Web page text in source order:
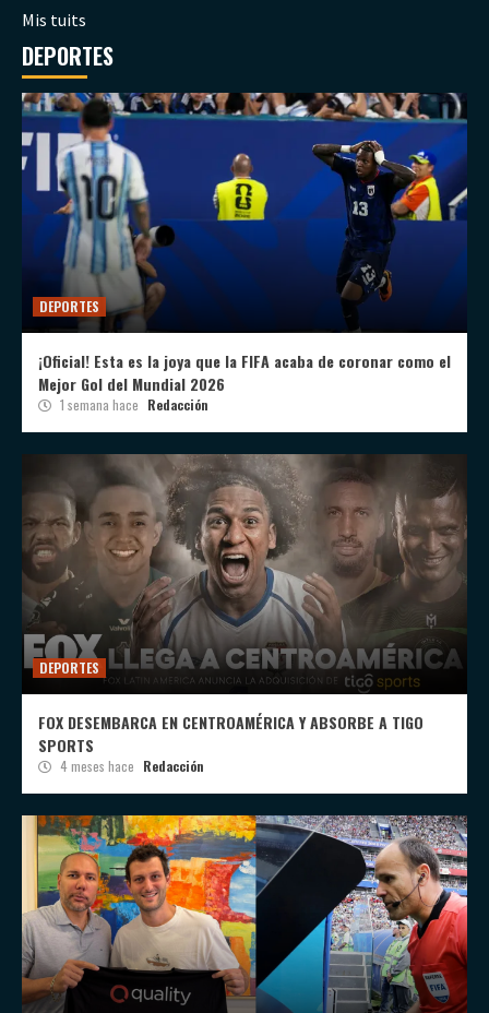
Mis tuits
DEPORTES
DEPORTES
¡Oficial! Esta es la joya que la FIFA acaba de coronar como el
Mejor Gol del Mundial 2026
1 semana hace Redacción
DEPORTES
FOX DESEMBARCA EN CENTROAMÉRICA Y ABSORBE A TIGO
SPORTS
4 meses hace Redacción